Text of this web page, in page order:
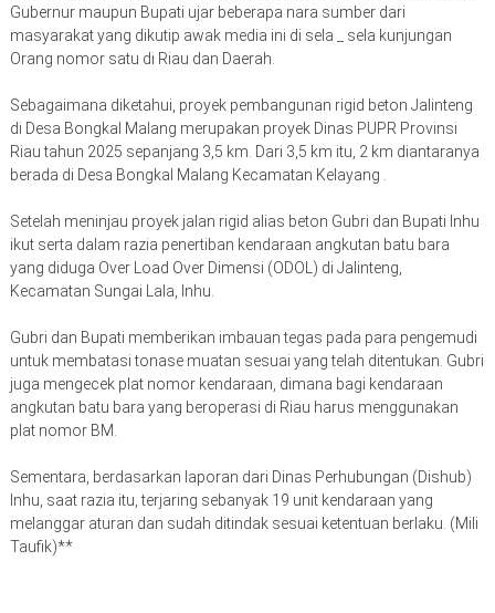
Gubernur maupun Bupati ujar beberapa nara sumber dari
masyarakat yang dikutip awak media ini di sela _ sela kunjungan
Orang nomor satu di Riau dan Daerah.
Sebagaimana diketahui, proyek pembangunan rigid beton Jalinteng
di Desa Bongkal Malang merupakan proyek Dinas PUPR Provinsi
Riau tahun 2025 sepanjang 3,5 km. Dari 3,5 km itu, 2 km diantaranya
berada di Desa Bongkal Malang Kecamatan Kelayang .
Setelah meninjau proyek jalan rigid alias beton Gubri dan Bupati Inhu
ikut serta dalam razia penertiban kendaraan angkutan batu bara
yang diduga Over Load Over Dimensi (ODOL) di Jalinteng,
Kecamatan Sungai Lala, Inhu.
Gubri dan Bupati memberikan imbauan tegas pada para pengemudi
untuk membatasi tonase muatan sesuai yang telah ditentukan. Gubri
juga mengecek plat nomor kendaraan, dimana bagi kendaraan
angkutan batu bara yang beroperasi di Riau harus menggunakan
plat nomor BM.
Sementara, berdasarkan laporan dari Dinas Perhubungan (Dishub)
Inhu, saat razia itu, terjaring sebanyak 19 unit kendaraan yang
melanggar aturan dan sudah ditindak sesuai ketentuan berlaku. (Mili
Taufik)**